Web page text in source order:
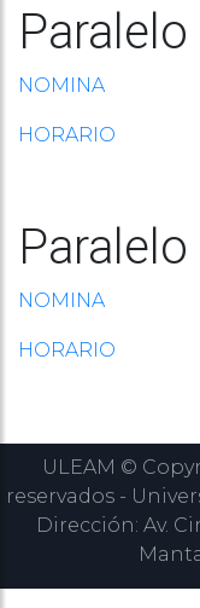
NOMINA
HORARIO
NOMINA
HORARIO
ULEAM ©
reservados -
Dirección: Av.